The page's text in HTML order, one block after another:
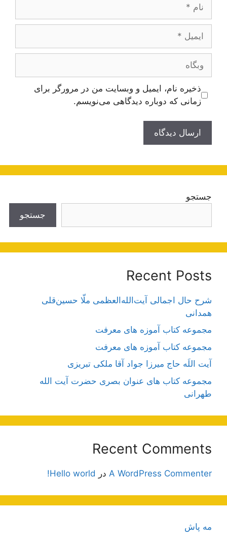
ایمیل
وبگاه
ذخیره نام، ایمیل و وبسایت من در مرورگر برای
زمانی که دوباره دیدگاهی می‌نویسم.
جستجو
جستجو
Recent Posts
شرح حال اجمالی آیت‌الله‌العظمی ملّا حسین‌قلی
همدانی
مجموعه کتاب آموزه های معرفت
مجموعه کتاب آموزه های معرفت
آیت اللَه حاج میرزا جواد آقا ملکی تبریزی
مجموعه کتاب های عنوان بصری حضرت آیت الله
طهرانی
Recent Comments
A WordPress Commenter در Hello world!
مه پاش